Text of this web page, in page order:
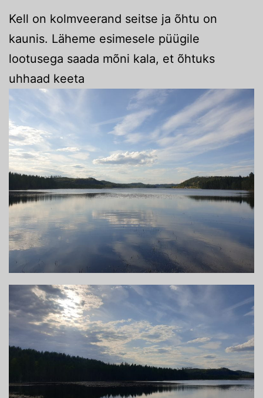
Kell on kolmveerand seitse ja õhtu on
kaunis. Läheme esimesele püügile
lootusega saada mõni kala, et õhtuks
uhhaad keeta